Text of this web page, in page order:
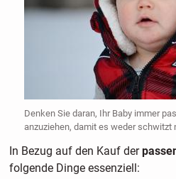
Denken Sie daran, Ihr Baby immer
anzuziehen, damit es weder schwitzt
In Bezug auf den Kauf der
folgende Dinge essenziell: